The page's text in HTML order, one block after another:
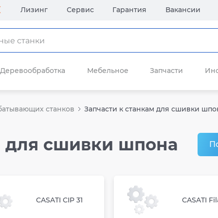
Лизинг Сервис Гарантия Вакансии
Деревообработка Мебельное Запчасти
станков Запчасти к станкам для сшивки
для сшивки шпона
CASATI CIP 31 CASATI